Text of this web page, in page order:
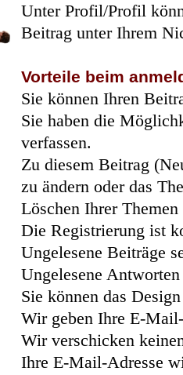
Unter Profil/Profil
Beitrag unter Ihrem
Vorteile beim
Sie können Ihren
Sie haben die
verfassen.
Zu diesem Beitrag
zu ändern oder das
Löschen Ihrer
Die Registrierung ist
Ungelesene Beiträge
Ungelesene
Sie können das
Wir geben Ihre E-
Wir verschicken
Ihre E-Mail-Adresse